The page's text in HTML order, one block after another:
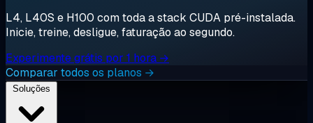
L4, L40S e H100 com toda a stack CUDA pré-instalada.
Inicie, treine, desligue, faturação ao segundo.
Experimente grátis por 1 hora →
Comparar todos os planos →